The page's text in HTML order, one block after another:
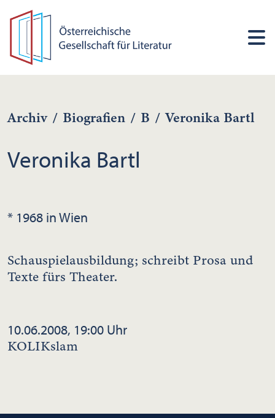
Archiv / Biografien / B / Veronika Bartl
Veronika Bartl
* 1968 in Wien
Schauspielausbildung; schreibt Prosa und
Texte fürs Theater.
10.06.2008, 19:00 Uhr
KOLIKslam